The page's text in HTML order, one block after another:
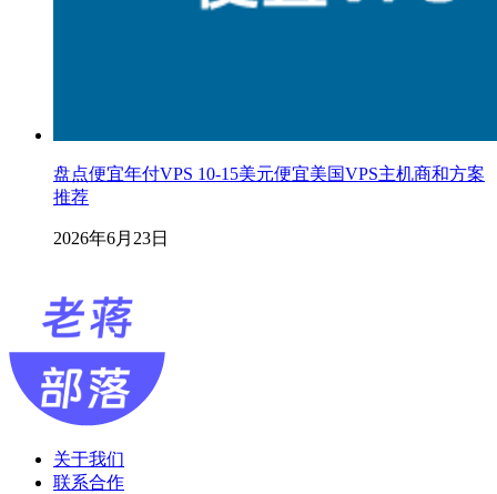
盘点便宜年付VPS 10-15美元便宜美国VPS主机商和方案
推荐
2026年6月23日
关于我们
联系合作